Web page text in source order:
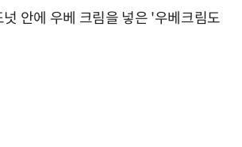
안에 우베 크림을 넣은 '우베크림도